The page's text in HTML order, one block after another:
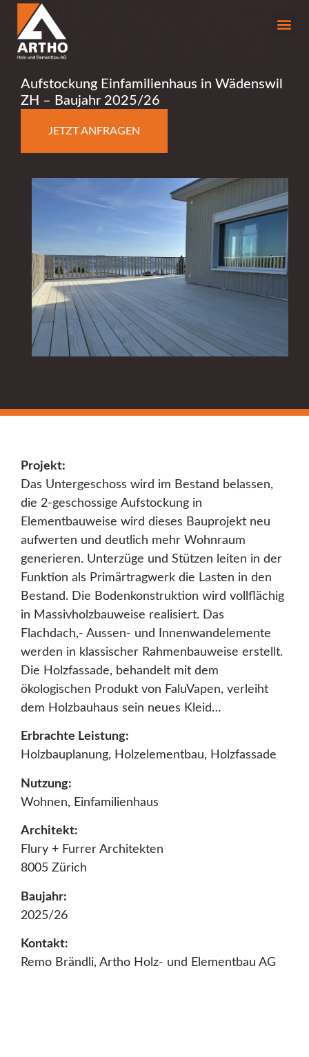
Aufstockung Einfamilienhaus in Wädenswil
ZH – Baujahr 2025/26
JETZT ANFRAGEN
Projekt:
Das Untergeschoss wird im Bestand belassen,
die 2-geschossige Aufstockung in
Elementbauweise wird dieses Bauprojekt neu
aufwerten und deutlich mehr Wohnraum
generieren. Unterzüge und Stützen leiten in der
Funktion als Primärtragwerk die Lasten in den
Bestand. Die Bodenkonstruktion wird vollflächig
in Massivholzbauweise realisiert. Das
Flachdach,- Aussen- und Innenwandelemente
werden in klassischer Rahmenbauweise erstellt.
Die Holzfassade, behandelt mit dem
ökologischen Produkt von FaluVapen, verleiht
dem Holzbauhaus sein neues Kleid…
Erbrachte Leistung:
Holzbauplanung, Holzelementbau, Holzfassade
Nutzung:
Wohnen, Einfamilienhaus
Architekt:
Flury + Furrer Architekten
8005 Zürich
Baujahr:
2025/26
Kontakt:
Remo Brändli, Artho Holz- und Elementbau AG